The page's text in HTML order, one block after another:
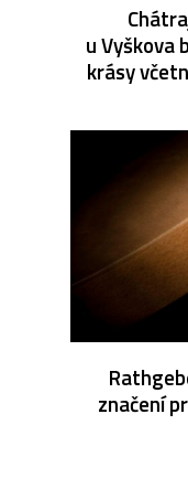
u Vyškova
krásy
značení